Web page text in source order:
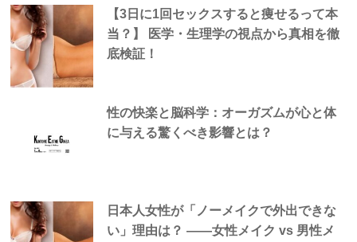
【3日に1回セックスすると痩せるって本
当？】 医学・生理学の視点から真相を徹
底検証！
性の快楽と脳科学：オーガズムが心と体
に与える驚くべき影響とは？
日本人女性が「ノーメイクで外出できな
い」理由は？ —―女性メイク vs 男性メ